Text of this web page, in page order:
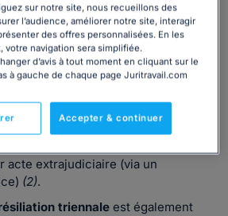
d'une durée plus longue.
du bail(avant l'expiration du délai de
de différents événements, et
à lafaculté de résiliation triennale
, le locataire a la possibilité de
la délivrance d'un
acte extrajudiciaire (via un
(2).
triennale est également
sur notre site, nous recueillons des
l’audience, améliorer notre site, interagir
des offres personnalisées. En les
votre navigation sera simplifiée.
d’avis à tout moment en cliquant sur le
à gauche de chaque page Juritravail.com
Accepter & continuer